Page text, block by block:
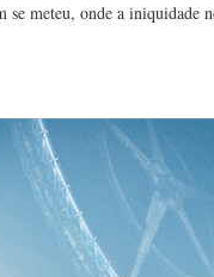
meteu, onde a iniquidade